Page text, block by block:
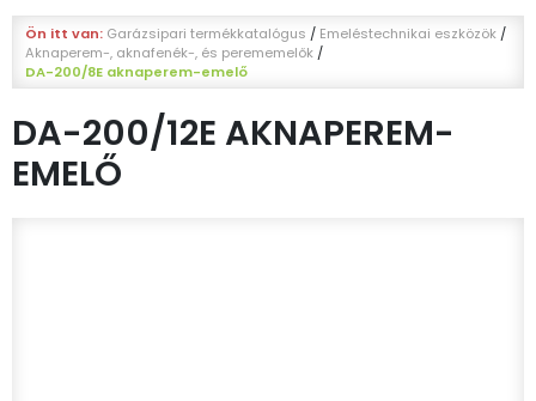
Ön itt van: Garázsipari termékkatalógus / Emeléstechnikai eszközök /
Aknaperem-, aknafenék-, és perememelők /
DA-200/8E aknaperem-emelő
DA-200/12E AKNAPEREM-
EMELŐ